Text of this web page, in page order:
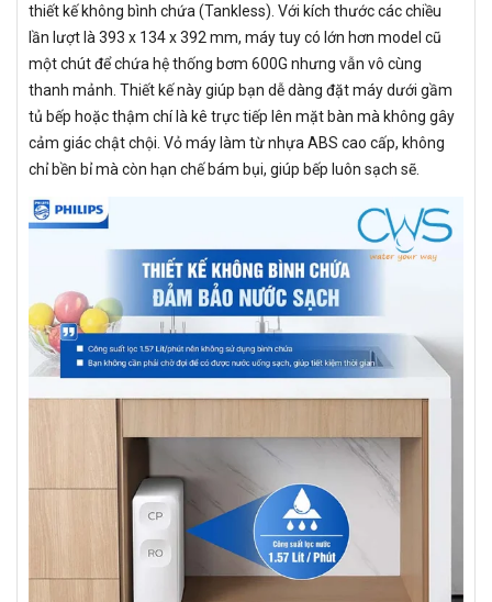
thiết kế không bình chứa (Tankless). Với kích thước các chiều
lần lượt là 393 x 134 x 392 mm, máy tuy có lớn hơn model cũ
một chút để chứa hệ thống bơm 600G nhưng vẫn vô cùng
thanh mảnh. Thiết kế này giúp bạn dễ dàng đặt máy dưới gầm
tủ bếp hoặc thậm chí là kê trực tiếp lên mặt bàn mà không gây
cảm giác chật chội. Vỏ máy làm từ nhựa ABS cao cấp, không
chỉ bền bỉ mà còn hạn chế bám bụi, giúp bếp luôn sạch sẽ.